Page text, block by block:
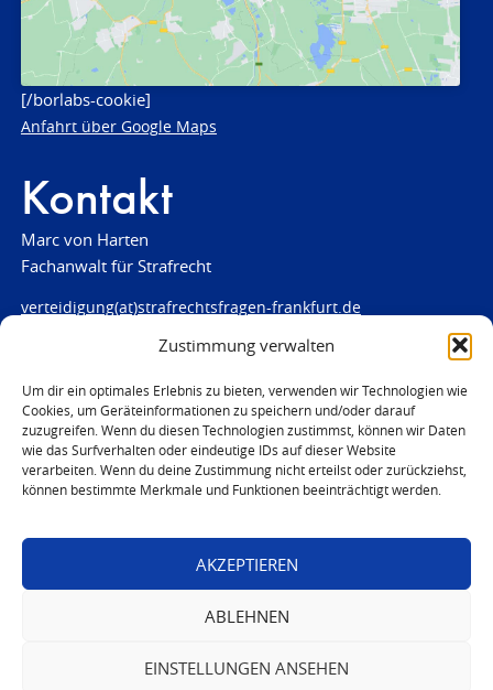
Zustimmung verwalten
Um dir ein optimales Erlebnis zu bieten, verwenden wir Technologien wie
Cookies, um Geräteinformationen zu speichern und/oder darauf
zuzugreifen. Wenn du diesen Technologien zustimmst, können wir Daten
wie das Surfverhalten oder eindeutige IDs auf dieser Website
verarbeiten. Wenn du deine Zustimmung nicht erteilst oder zurückziehst,
können bestimmte Merkmale und Funktionen beeinträchtigt werden.
AKZEPTIEREN
ABLEHNEN
EINSTELLUNGEN ANSEHEN
[/borlabs-cookie]
Anfahrt über Google Maps
Kontakt
Marc von Harten
Fachanwalt für Strafrecht
verteidigung(at)strafrechtsfragen-frankfurt.de
www.strafrechtsfragen-frankfurt.de
Louisenstraße 84
61348 Bad Homburg
Telefon:06172 - 66 28 00
Telefax: 06172 - 66 28 01
0171 - 691 67 67